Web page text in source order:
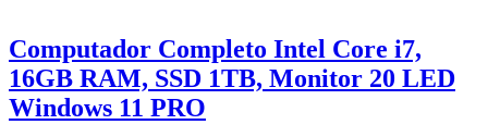
Computador Completo Intel Core i7,
16GB RAM, SSD 1TB, Monitor 20 LED
Windows 11 PRO